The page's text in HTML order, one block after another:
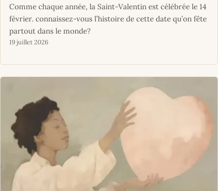
Comme chaque année, la Saint-Valentin est célébrée le 14
février. connaissez-vous l’histoire de cette date qu’on fête
partout dans le monde?
19 juillet 2026